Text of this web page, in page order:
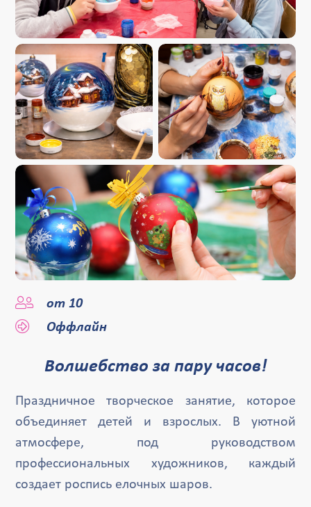
от 10
Оффлайн
Волшебство за пару часов!
Праздничное творческое занятие, которое
объединяет детей и взрослых. В уютной
атмосфере, под руководством
профессиональных художников, каждый
создает роспись елочных шаров.